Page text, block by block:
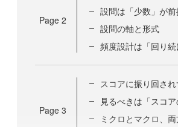
Page 2
設問は「少数」が前
設問の軸と形式
頻度設計は「回り
Page 3
スコアに振り回さ
見るべきは「スコ
ミクロとマクロ、